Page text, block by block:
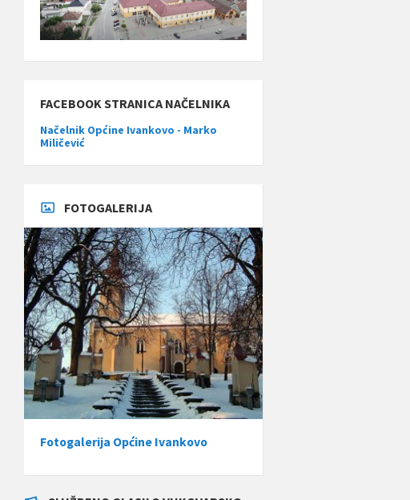
FACEBOOK STRANICA NAČELNIKA
Načelnik Općine Ivankovo - Marko
Miličević
FOTOGALERIJA
Fotogalerija Općine Ivankovo